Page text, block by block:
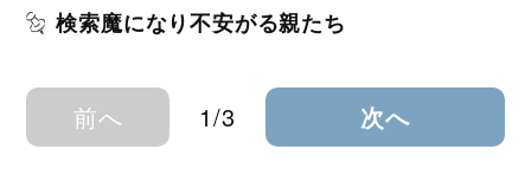
検索魔になり不安がる親たち
前へ 1/3 次へ